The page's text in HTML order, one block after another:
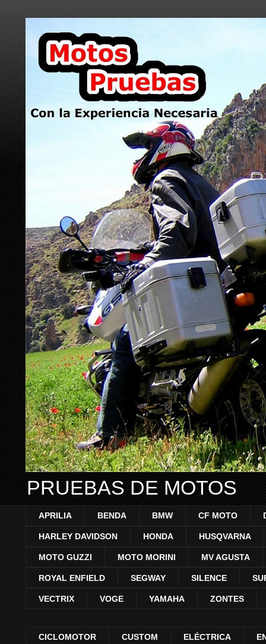
PRUEBAS DE MOTOS
APRILIA BENDA BMW CF MOTO
HARLEY DAVIDSON HONDA HUSQVARNA
MOTO GUZZI MOTO MORINI MV AGUSTA
ROYAL ENFIELD SEGWAY SILENCE
VECTRIX VOGE YAMAHA ZONTES
CICLOMOTOR CUSTOM ELÉCTRICA